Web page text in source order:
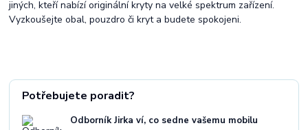
Potřebujete poradit?
Odborník Jirka ví, co sedne vašemu mobilu
jiných, kteří nabízí originální kryty na velké spektrum zařízení.
Vyzkoušejte obal, pouzdro či kryt a budete spokojeni.